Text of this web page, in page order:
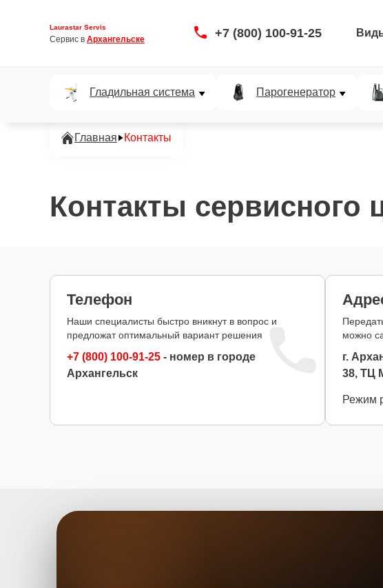
Laurastar Servis
Сервис в Архангельске +7 (800) 100-91-25
Гладильная система Парогенератор
Главная Контакты
Контакты сервисного
Телефон
Наши специалисты быстро вникнут в вопрос и
предложат оптимальный вариант решения
+7 (800) 100-91-25 - номер в городе
Архангельск
можно
г.
38, ТЦ
Режим